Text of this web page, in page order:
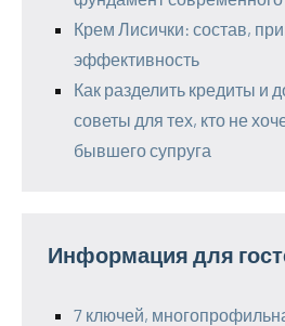
Крем Лисички: состав,
эффективность
Как разделить кредиты и
советы для тех, кто не
бывшего супруга
Информация для
7 ключей,